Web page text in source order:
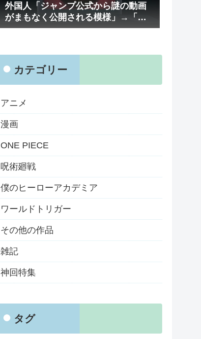
外国人「ジャンプ公式から謎の動画
がまもなく公開される模様」→「ま
さか本当にくるのか？！」（海外の
カテゴリー
アニメ
漫画
ONE PIECE
呪術廻戦
僕のヒーローアカデミア
ワールドトリガー
その他の作品
雑記
神回特集
タグ